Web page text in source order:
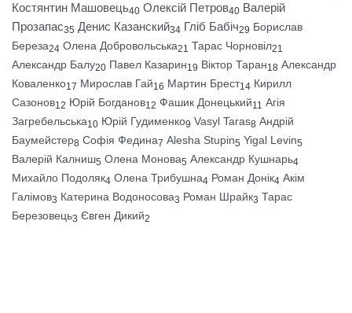
Костянтин Машовець40 Олексій Петров40 Валерій
Прозапас35 Денис Казанский34 Гліб Бабіч29 Борислав
Береза24 Олена Добровольська21 Тарас Чорновіл21
Александр Балу20 Павел Казарин19 Віктор Таран18 Александр
Коваленко17 Мирослав Гай16 Мартин Брест14 Кирилл
Сазонов12 Юрій Богданов12 Фашик Донецький11 Агія
Загребельська10 Юрій Гудименко9 Vasyl Taras8 Андрій
Баумейстер8 Софія Федина7 Alesha Stupin5 Yigal Levin5
Валерій Калниш5 Олена Монова5 Александр Кушнарь4
Михайло Подоляк4 Олена Трибушна4 Роман Донік4 Акім
Галімов3 Катерина Водоносова3 Роман Шрайк3 Тарас
Березовець3 Євген Дикий2